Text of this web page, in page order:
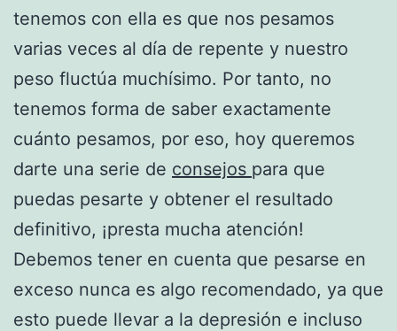
tenemos con ella es que nos pesamos
varias veces al día de repente y nuestro
peso fluctúa muchísimo. Por tanto, no
tenemos forma de saber exactamente
cuánto pesamos, por eso, hoy queremos
darte una serie de consejos para que
puedas pesarte y obtener el resultado
definitivo, ¡presta mucha atención!
Debemos tener en cuenta que pesarse en
exceso nunca es algo recomendado, ya que
esto puede llevar a la depresión e incluso